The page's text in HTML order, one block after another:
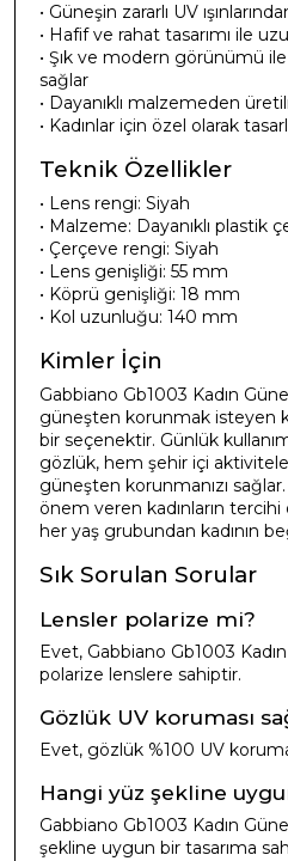
• Güneşin zararlı UV
• Hafif ve rahat tasarımı ile
• Şık ve modern görünümü
sağlar
• Dayanıklı malzemeden
• Kadınlar için özel olarak
Teknik Özellikler
• Lens rengi: Siyah
• Malzeme: Dayanıklı plastik
• Çerçeve rengi: Siyah
• Lens genişliği: 55 mm
• Köprü genişliği: 18 mm
• Kol uzunluğu: 140 mm
Kimler İçin
Gabbiano Gb1003 Kadın
güneşten korunmak isteyen
bir seçenektir. Günlük
gözlük, hem şehir içi
güneşten korunmanızı
önem veren kadınların
her yaş grubundan kadının
Sık Sorulan Sorular
Lensler polarize mi?
Evet, Gabbiano Gb1003
polarize lenslere sahiptir.
Gözlük UV koruması
Evet, gözlük %100 UV
Hangi yüz şekline
Gabbiano Gb1003 Kadın
şekline uygun bir tasarıma